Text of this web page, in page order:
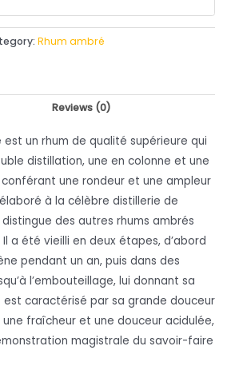
Rhum ambré
Reviews (0)
est un rhum de qualité supérieure qui
distillation, une en colonne et une
une rondeur et une ampleur
à la célèbre distillerie de
des autres rhums ambrés
a été vieilli en deux étapes, d’abord
pendant un an, puis dans des
l’embouteillage, lui donnant sa
est caractérisé par sa grande douceur
fraîcheur et une douceur acidulée,
magistrale du savoir-faire